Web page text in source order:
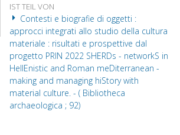
IST TEIL VON
Contesti e biografie di oggetti :
approcci integrati allo studio della cultura
materiale : risultati e prospettive dal
progetto PRIN 2022 SHERDs - networkS in
HellEnistic and Roman meDiterranean -
making and managing hiStory with
material culture. - ( Bibliotheca
archaeologica ; 92)